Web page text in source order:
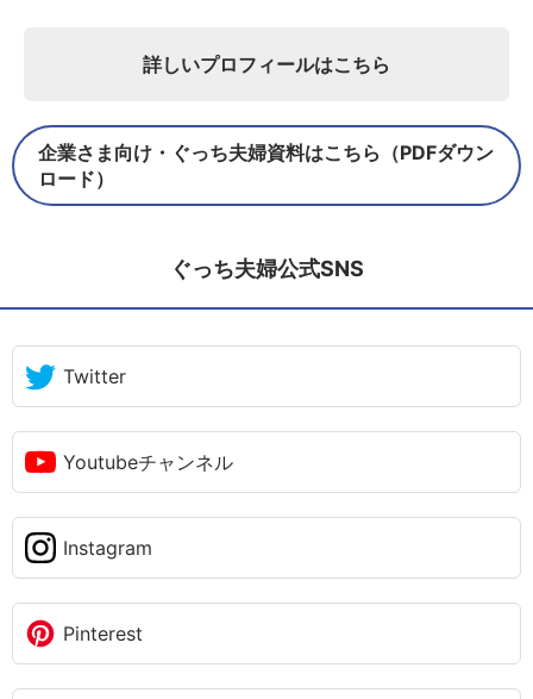
詳しいプロフィールはこちら
企業さま向け・ぐっち夫婦資料はこちら（PDFダウン
ロード）
ぐっち夫婦公式SNS
Twitter
Youtubeチャンネル
Instagram
Pinterest